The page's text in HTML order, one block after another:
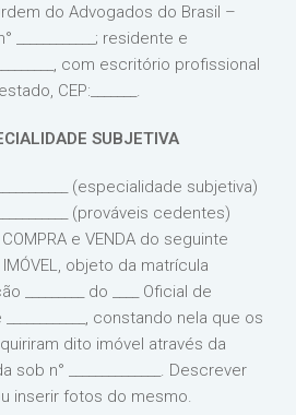
Ordem do Advogados do Brasil –
____________; residente e
com escritório profissional
CEP:_______.
SUBJETIVA
(especialidade subjetiva)
(prováveis cedentes)
e VENDA do seguinte
IMÓVEL, objeto da matrícula
_________ do ____ Oficial de
constando nela que os
dito imóvel através da
sob n° ______________. Descrever
inserir fotos do mesmo.